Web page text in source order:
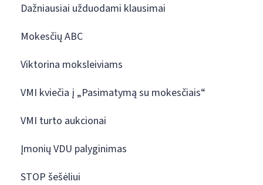
Dažniausiai užduodami klausimai
Mokesčių ABC
Viktorina moksleiviams
VMI kviečia į „Pasimatymą su mokesčiais“
VMI turto aukcionai
Įmonių VDU palyginimas
STOP šešėliui